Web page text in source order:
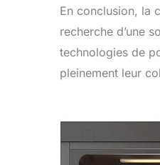
En conclusion, la
recherche d’une
technologies de
pleinement leur